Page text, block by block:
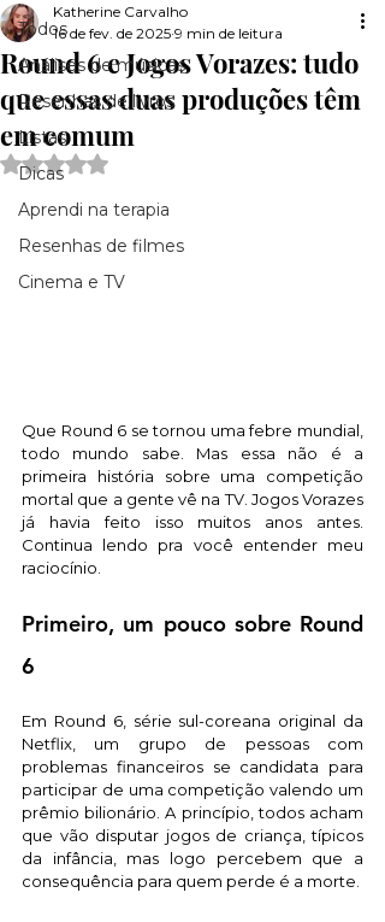
Todos
Análises de músicas
Resenhas de livros
Listas
Dicas
Aprendi na terapia
Resenhas de filmes
Cinema e TV
Round 6 e Jogos Vorazes: tudo
que essas duas produções têm
em comum
Katherine Carvalho
16 de fev. de 2025 9 min de leitura
Avaliado com NaN de 5 estrelas.
Que Round 6 se tornou uma febre mundial,
todo mundo sabe. Mas essa não é a
primeira história sobre uma competição
mortal que a gente vê na TV. Jogos Vorazes
já havia feito isso muitos anos antes.
Continua lendo pra você entender meu
raciocínio.
Primeiro, um pouco sobre Round
6
Em Round 6, série sul-coreana original da
Netflix, um grupo de pessoas com
problemas financeiros se candidata para
participar de uma competição valendo um
prêmio bilionário. A princípio, todos acham
que vão disputar jogos de criança, típicos
da infância, mas logo percebem que a
consequência para quem perde é a morte.